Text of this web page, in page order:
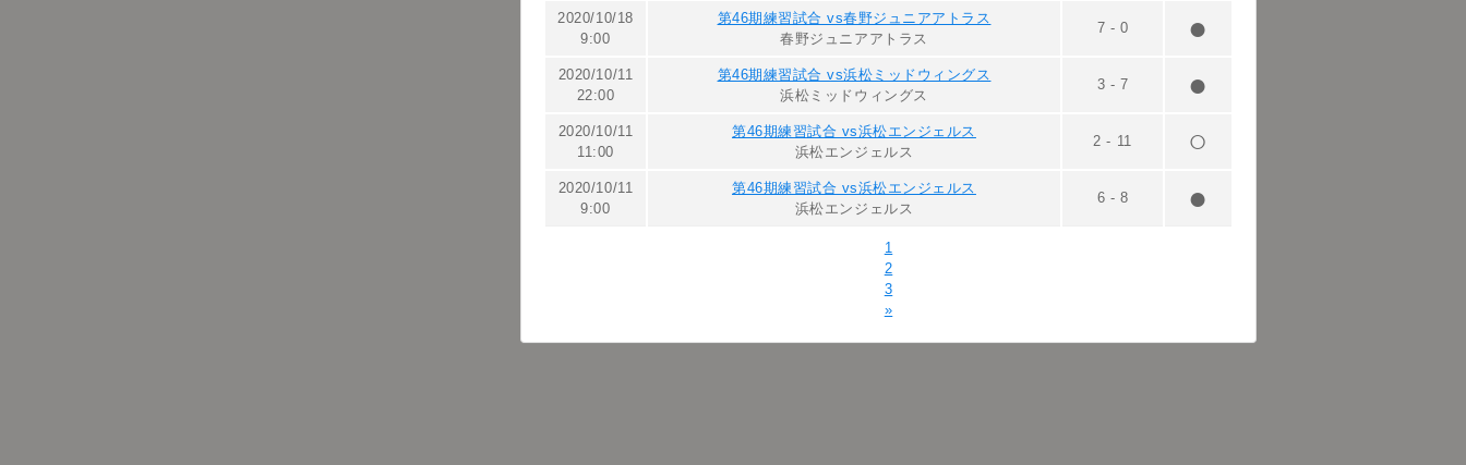
2020/10/18
9:00
第46期練習試合 vs春野ジュニアアトラス
春野ジュニアアトラス
7 - 0
2020/10/11
22:00
第46期練習試合 vs浜松ミッドウィングス
浜松ミッドウィングス
3 - 7
2020/10/11
11:00
第46期練習試合 vs浜松エンジェルス
浜松エンジェルス
2 - 11
2020/10/11
9:00
第46期練習試合 vs浜松エンジェルス
浜松エンジェルス
6 - 8
1
2
3
»